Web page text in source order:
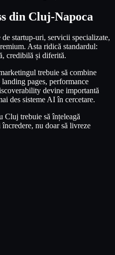
din Cluj-Napoca
startup-uri, servicii specializate,
Asta ridică standardul:
credibilă și diferită.
trebuie să combine
pages, performance
devine importantă
des sisteme AI în cercetare.
Cluj trebuie să înțeleagă
nu doar să livreze